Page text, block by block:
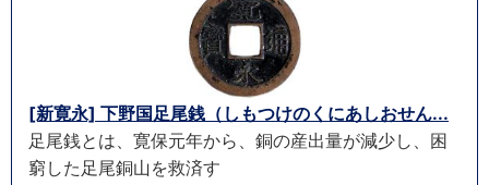
[新寛永] 下野国足尾銭（しもつけのくにあしおせん...
足尾銭とは、寛保元年から、銅の産出量が減少し、困
窮した足尾銅山を救済す